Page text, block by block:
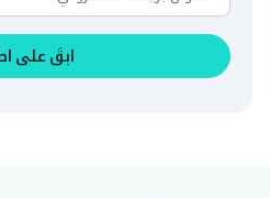
ابقَ على